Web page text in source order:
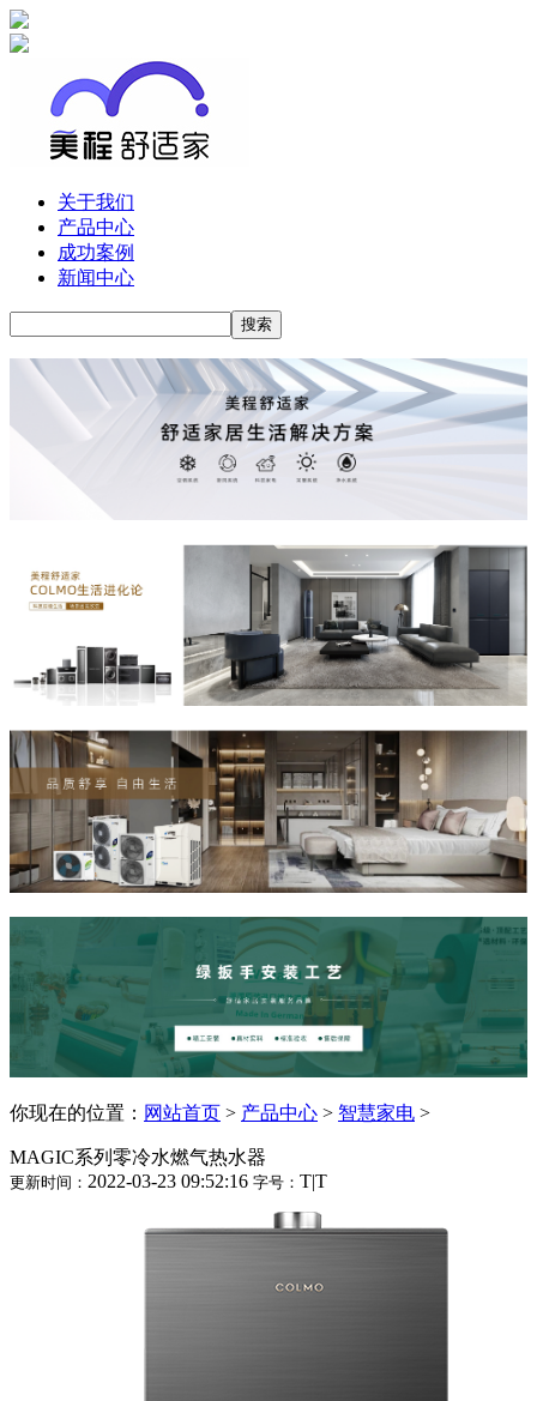
关于我们
产品中心
成功案例
新闻中心
你现在的位置： 网站首页 > 产品中心 > 智慧家电 >
MAGIC系列零冷水燃气热水器
更新时间： 2022-03-23 09:52:16 字号： T|T